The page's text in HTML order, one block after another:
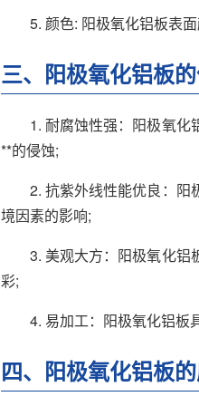
5. 颜色: 阳极氧化铝板表
三、阳极氧化铝板
1. 耐腐蚀性强：阳极氧
**的侵蚀;
2. 抗紫外线性能优良：阳
境因素的影响;
3. 美观大方：阳极氧化铝
彩;
4. 易加工：阳极氧化铝板
四、阳极氧化铝板